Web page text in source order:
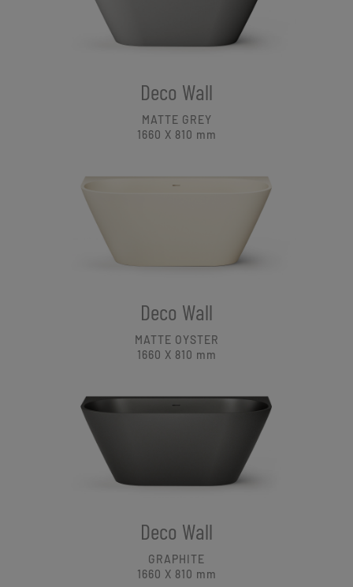
Deco Wall
MATTE GREY
1660 X 810 mm
Deco Wall
MATTE OYSTER
1660 X 810 mm
Deco Wall
GRAPHITE
1660 X 810 mm